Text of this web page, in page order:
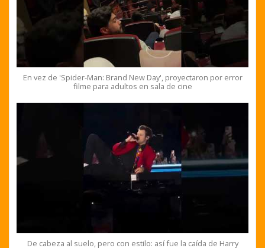
En vez de 'Spider-Man: Brand New Day', proyectaron por error
filme para adultos en sala de cine
De cabeza al suelo, pero con estilo: así fue la caída de Harry